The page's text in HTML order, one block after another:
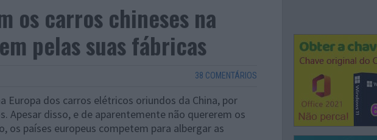
os carros chineses na
pelas suas fábricas
38 COMENTÁRIOS
Europa dos carros elétricos oriundos da China, por
Apesar disso, e de aparentemente não quererem os
os países europeus competem para albergar as